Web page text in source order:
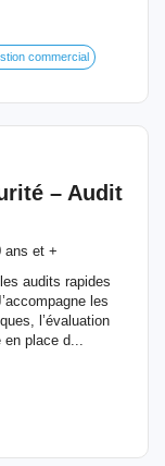
commercial
– Audit
ans et +
audits rapides
les
l’évaluation
en place d...